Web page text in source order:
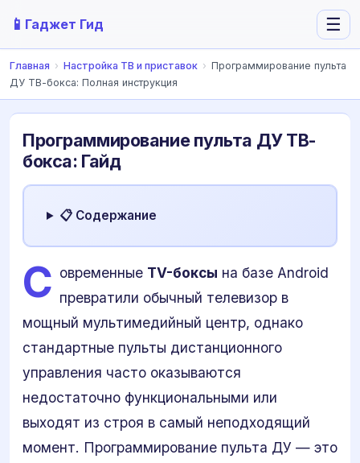
📱 Гаджет Гид ☰
Главная › Настройка ТВ и приставок › Программирование пульта
ДУ ТВ-бокса: Полная инструкция
Программирование пульта ДУ ТВ-
бокса: Гайд
📋 Содержание
С овременные TV-боксы на базе Android
превратили обычный телевизор в
мощный мультимедийный центр, однако
стандартные пульты дистанционного
управления часто оказываются
недостаточно функциональными или
выходят из строя в самый неподходящий
момент. Программирование пульта ДУ — это